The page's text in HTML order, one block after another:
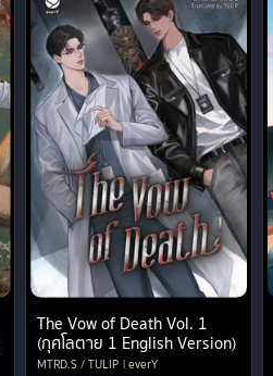
The Vow of Death Vol. 1
(กุศโลตาย 1 English Version)
MTRD.S / TULIP everY